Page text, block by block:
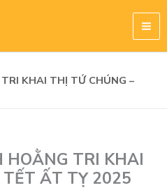
KHAI THỊ TỨ CHÚNG –
HOẰNG TRI KHAI
ẤT TỴ 2025